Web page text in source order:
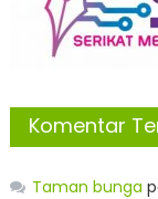
Komentar
Taman bunga